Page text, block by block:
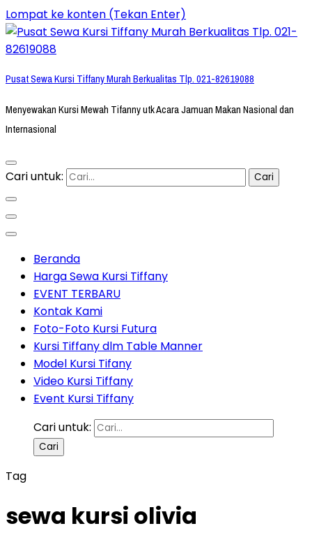
Lompat ke konten (Tekan Enter)
Pusat Sewa Kursi Tiffany Murah Berkualitas Tlp. 021-82619088
Menyewakan Kursi Mewah Tifanny utk Acara Jamuan Makan Nasional dan
Internasional
Cari untuk:
Beranda
Harga Sewa Kursi Tiffany
EVENT TERBARU
Kontak Kami
Foto-Foto Kursi Futura
Kursi Tiffany dlm Table Manner
Model Kursi Tifany
Video Kursi Tiffany
Event Kursi Tiffany
Cari untuk:
Tag
sewa kursi olivia